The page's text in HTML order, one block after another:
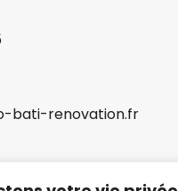
bati-renovation.fr